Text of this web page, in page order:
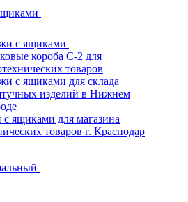
с ящиками
короба С-2 для
товаров
с ящиками для склада
изделий в Нижнем
ящиками для магазина
товаров г. Краснодар